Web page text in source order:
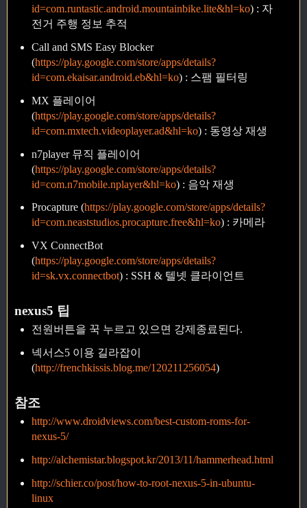
id=com.runtastic.android.mountainbike.lite&hl=ko) : 자
전거 주행 정보 추적
Call and SMS Easy Blocker
(https://play.google.com/store/apps/details?
id=com.ekaisar.android.eb&hl=ko) : 스팸 필터링
MX 플레이어
(https://play.google.com/store/apps/details?
id=com.mxtech.videoplayer.ad&hl=ko) : 동영상 재생
n7player 뮤직 플레이어
(https://play.google.com/store/apps/details?
id=com.n7mobile.nplayer&hl=ko) : 음악 재생
Procapture (https://play.google.com/store/apps/details?
id=com.neaststudios.procapture.free&hl=ko) : 카메라
VX ConnectBot
(https://play.google.com/store/apps/details?
id=sk.vx.connectbot) : SSH & 텔넷 클라이언트
nexus5 팁
전원버튼을 꾹 누르고 있으면 강제종료된다.
넥서스5 이용 길라잡이
(http://frenchkissis.blog.me/120211256054)
참조
http://www.droidviews.com/best-custom-roms-for-
nexus-5/
http://alchemistar.blogspot.kr/2013/11/hammerhead.html
http://schier.co/post/how-to-root-nexus-5-in-ubuntu-
linux